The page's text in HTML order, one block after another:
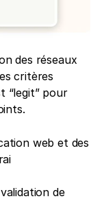
des réseaux
critères
“legit” pour
web et des
de